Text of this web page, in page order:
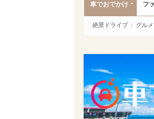
車でおでかけ フ
絶景ドライブ グル